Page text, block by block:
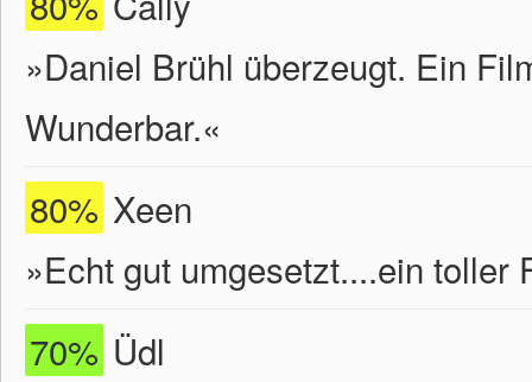
»Daniel Brühl überzeugt. Ein
Wunderbar.«
80% Xeen
»Echt gut umgesetzt....ein toller
70% Üdl